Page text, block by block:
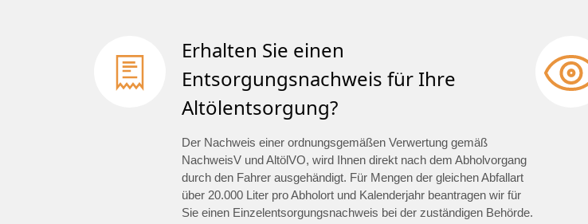
Erhalten Sie einen
Entsorgungsnachweis für Ihre
Altölentsorgung?
Der Nachweis einer ordnungsgemäßen Verwertung gemäß
NachweisV und AltölVO, wird Ihnen direkt nach dem Abholvorgang
durch den Fahrer ausgehändigt. Für Mengen der gleichen Abfallart
über 20.000 Liter pro Abholort und Kalenderjahr beantragen wir für
Sie einen Einzelentsorgungsnachweis bei der zuständigen Behörde.